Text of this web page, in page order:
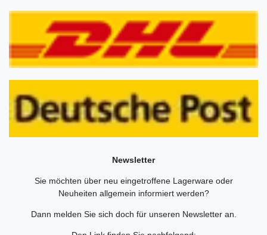
Newsletter
Sie möchten über neu eingetroffene Lagerware oder
Neuheiten allgemein informiert werden?
Dann melden Sie sich doch für unseren Newsletter an.